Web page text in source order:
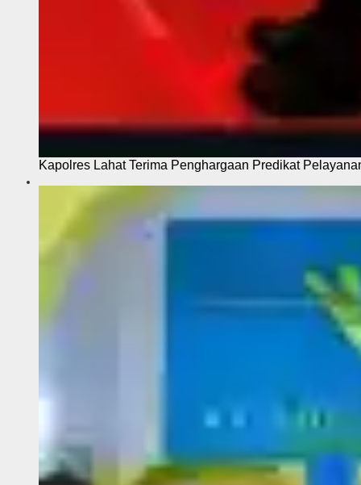
Kapolres Lahat Terima Penghargaan Predikat